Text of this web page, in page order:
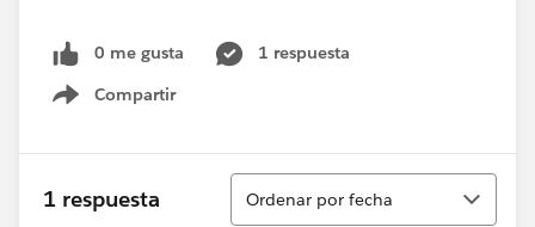
0 me gusta
1 respuesta
Compartir
Show menu
1 respuesta
Ordenar
Ordenar por fecha